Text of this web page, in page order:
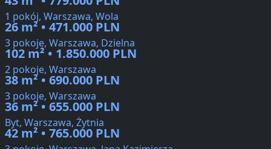
1 pokój, Warszawa, Wola
26 m² • 471.000 PLN
3 pokoje, Warszawa, Dzielna
102 m² • 1.850.000 PLN
2 pokoje, Warszawa
38 m² • 690.000 PLN
3 pokoje, Warszawa
36 m² • 655.000 PLN
Byt, Warszawa, Żytnia
42 m² • 765.000 PLN